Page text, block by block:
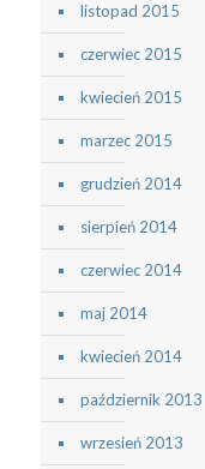
listopad 2015
czerwiec 2015
kwiecień 2015
marzec 2015
grudzień 2014
sierpień 2014
czerwiec 2014
maj 2014
kwiecień 2014
październik 2013
wrzesień 2013